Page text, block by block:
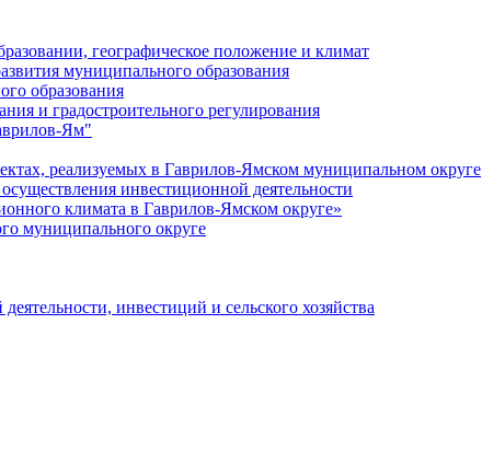
географическое положение и климат
муниципального образования
образования
и градостроительного регулирования
Ям"
реализуемых в Гаврилов-Ямском муниципальном округе
инвестиционной деятельности
климата в Гаврилов-Ямском округе»
муниципального округе
инвестиций и сельского хозяйства